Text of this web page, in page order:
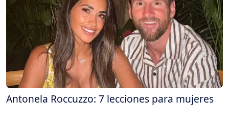
Antonela Roccuzzo: 7 lecciones para mujeres